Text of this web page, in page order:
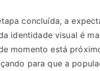
concluída, a
identidade visual é
momento está
para que a